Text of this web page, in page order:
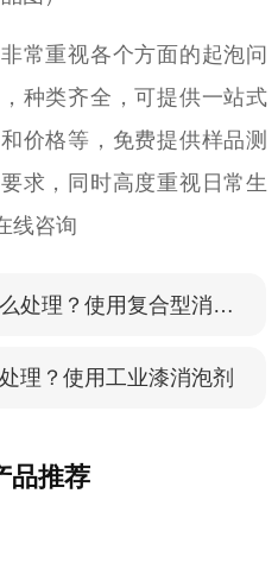
非常重视各个方面的起泡问
种类齐全，可提供一站式
价格等，免费提供样品测
求，同时高度重视日常生
线咨询
建筑材料起泡怎么处理？使用复合型消泡剂
理？使用工业漆消泡剂
品推荐